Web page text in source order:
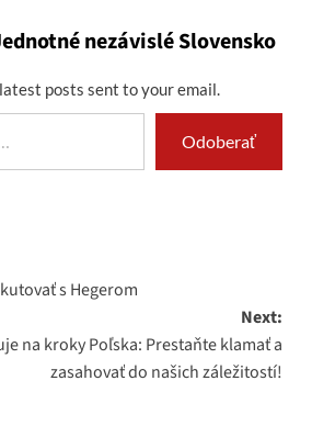
nezávislé Slovensko
posts sent to your email.
Odoberať
s Hegerom
Next:
na kroky Poľska: Prestaňte klamať a
zasahovať do našich záležitostí!